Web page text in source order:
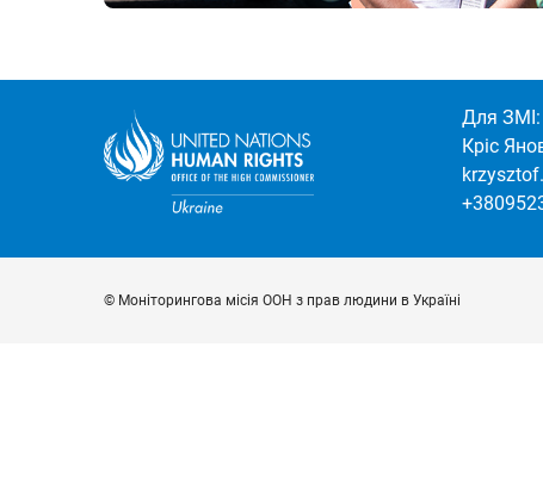
Для ЗМІ:
Кріс
© Моніторингова місія ООН з прав людини в Україні